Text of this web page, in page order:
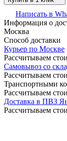
Написать в
Информация о
Москва
Способ доставки
Курьер по Москве
Рассчитываем
Самовывоз со
Рассчитываем
Транспортными
Рассчитываем
Доставка в ПВЗ
Рассчитываем